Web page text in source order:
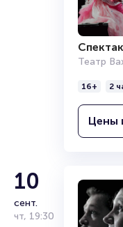
Театр
16+ 2
Цены
10
сент.
чт, 19:30